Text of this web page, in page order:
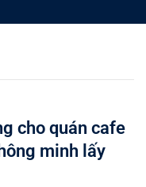
cho quán cafe
minh lấy